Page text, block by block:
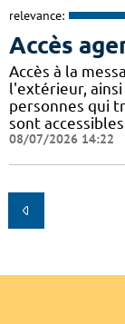
relevance:
Accès
Accès à la
l'extérieur,
personnes qui
sont
08/07/2026 14:22